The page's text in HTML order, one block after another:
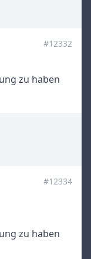
#12332
zu haben
#12334
zu haben